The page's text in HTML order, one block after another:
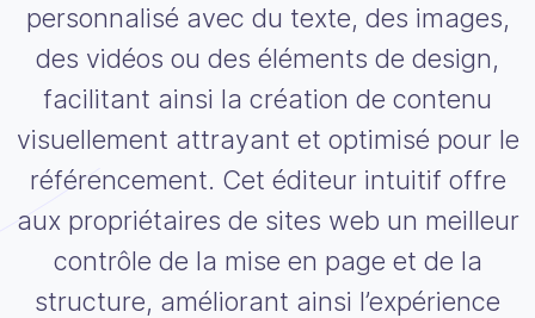
personnalisé avec du texte, des images,
des vidéos ou des éléments de design,
facilitant ainsi la création de contenu
visuellement attrayant et optimisé pour le
référencement. Cet éditeur intuitif offre
aux propriétaires de sites web un meilleur
contrôle de la mise en page et de la
structure, améliorant ainsi l’expérience